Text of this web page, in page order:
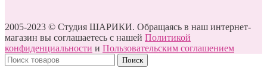
2005-2023 © Студия ШАРИКИ. Обращаясь в наш интернет-
магазин вы соглашаетесь с нашей Политикой
конфиденциальности и Пользовательским соглашением
Поиск